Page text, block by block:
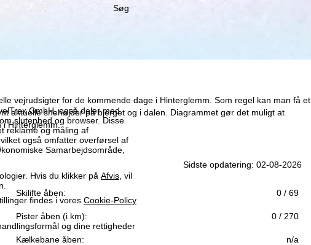
GmbH, også deler med
slutenhed og browser. Disse
reklame og måling af
også omfatter overførsel af
Samarbejdsområde,
Hvis du klikker på Afvis , vil
findes i vores Cookie-Policy
og dine rettigheder
Søg
vejrudsigter for de kommende dage i Hinterglemm. Som regel kan man få et
aktuelle snehøjder på bjerget og i dalen. Diagrammet gør det muligt at
i Hinterglemm.
Sidste opdatering: 02-08-2026
Skilifte åben: 0 / 69
Pister åben (i km): 0 / 270
Kælkebane åben: n/a